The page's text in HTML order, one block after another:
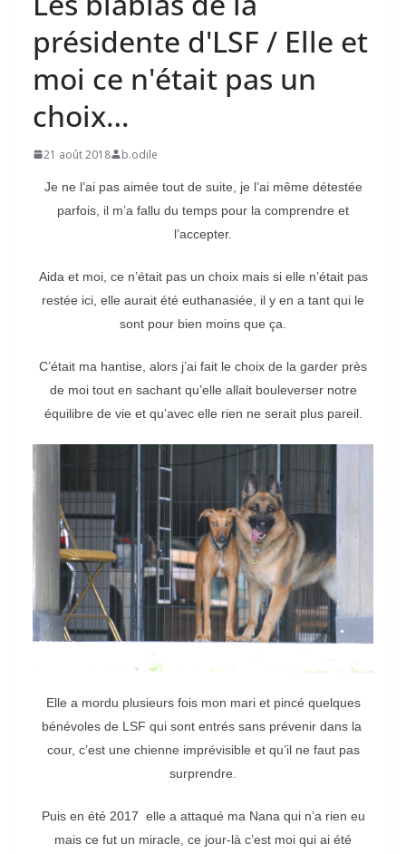
présidente d'LSF / Elle et
moi ce n'était pas un
choix…
21 août 2018 b.odile
Je ne l’ai pas aimée tout de suite, je l’ai même détestée
parfois, il m’a fallu du temps pour la comprendre et
l’accepter.
Aida et moi, ce n’était pas un choix mais si elle n’était pas
restée ici, elle aurait été euthanasiée, il y en a tant qui le
sont pour bien moins que ça.
C’était ma hantise, alors j’ai fait le choix de la garder près
de moi tout en sachant qu’elle allait bouleverser notre
équilibre de vie et qu’avec elle rien ne serait plus pareil.
Elle a mordu plusieurs fois mon mari et pincé quelques
bénévoles de LSF qui sont entrés sans prévenir dans la
cour, c’est une chienne imprévisible et qu’il ne faut pas
surprendre.
Puis en été 2017 elle a attaqué ma Nana qui n’a rien eu
mais ce fut un miracle, ce jour-là c’est moi qui ai été